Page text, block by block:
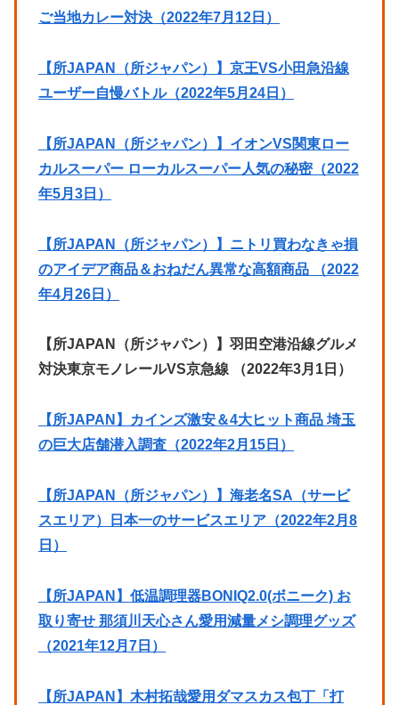
ご当地カレー対決（2022年7月12日）
【所JAPAN（所ジャパン）】京王VS小田急沿線
ユーザー自慢バトル（2022年5月24日）
【所JAPAN（所ジャパン）】イオンVS関東ロー
カルスーパー ローカルスーパー人気の秘密（2022
年5月3日）
【所JAPAN（所ジャパン）】ニトリ買わなきゃ損
のアイデア商品＆おねだん異常な高額商品 （2022
年4月26日）
【所JAPAN（所ジャパン）】羽田空港沿線グルメ
対決東京モノレールVS京急線 （2022年3月1日）
【所JAPAN】カインズ激安＆4大ヒット商品 埼玉
の巨大店舗潜入調査（2022年2月15日）
【所JAPAN（所ジャパン）】海老名SA（サービ
スエリア）日本一のサービスエリア（2022年2月8
日）
【所JAPAN】低温調理器BONIQ2.0(ボニーク) お
取り寄せ 那須川天心さん愛用減量メシ調理グッズ
（2021年12月7日）
【所JAPAN】木村拓哉愛用ダマスカス包丁「打